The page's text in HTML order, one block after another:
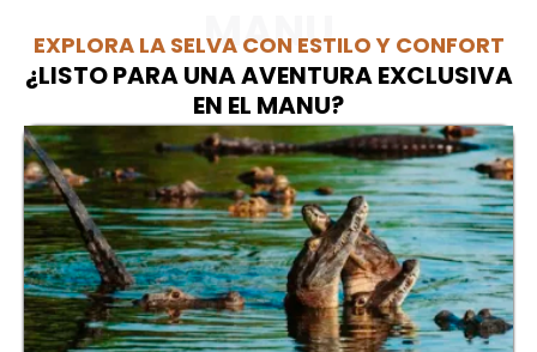
MANU
EXPLORA LA SELVA CON ESTILO Y CONFORT
¿LISTO PARA UNA AVENTURA EXCLUSIVA
EN EL MANU?